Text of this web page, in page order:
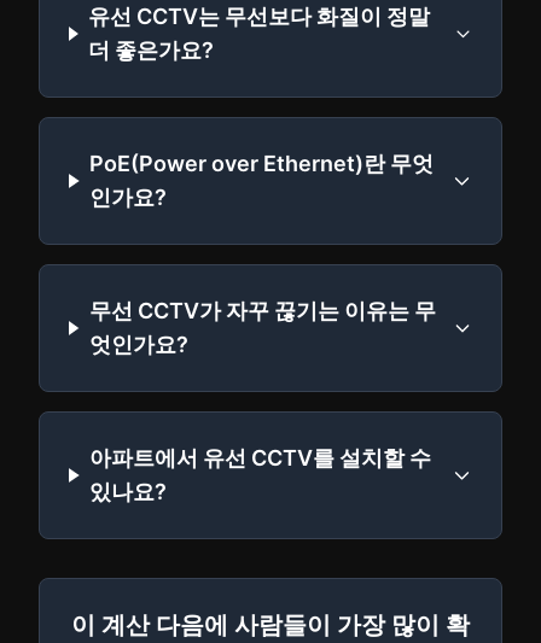
유선 CCTV는 무선보다 화질이 정말
더 좋은가요?
PoE(Power over Ethernet)란 무엇
인가요?
무선 CCTV가 자꾸 끊기는 이유는 무
엇인가요?
아파트에서 유선 CCTV를 설치할 수
있나요?
이 계산 다음에 사람들이 가장 많이 확